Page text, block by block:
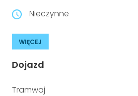
Nieczynne
WIĘCEJ
Dojazd
Tramwaj